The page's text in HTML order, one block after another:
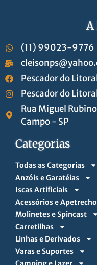
A
(11) 99023-9776
Pescador do Litoral
Pescador do Litoral
Rua Miguel
Campo - SP
Categorias
Todas as Categorias
Anzóis e Garatéias
Iscas Artificiais
Acessórios e
Molinetes e Spincast
Carretilhas
Linhas e Derivados
Varas e Suportes